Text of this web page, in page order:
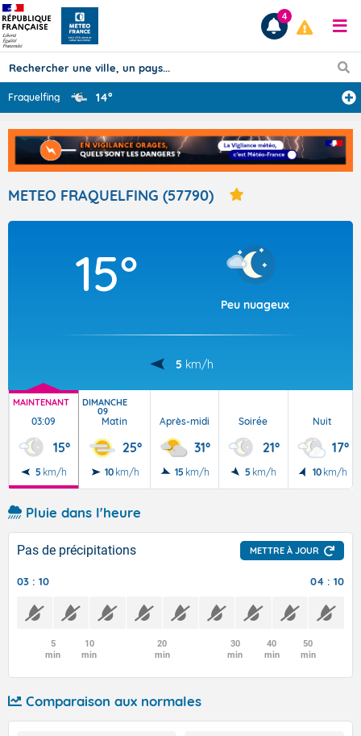
Prévisions
TOUS LES RÉSULTATS
Articles
4
Fraquelfing 14°
METEO FRAQUELFING (57790)
15°
Peu nuageux
5 km/h
MAINTENANT
03:09
15°
5 km/h
DIMANCHE
09
Matin
25°
10 km/h
Après-midi
31°
15 km/h
Soirée
21°
5 km/h
Nuit
17°
10 km/h
Pluie dans l'heure
Pas de précipitations METTRE À JOUR
03 : 10 04 : 10
5
min
10
min
20
min
30
min
40
min
50
min
Comparaison aux normales